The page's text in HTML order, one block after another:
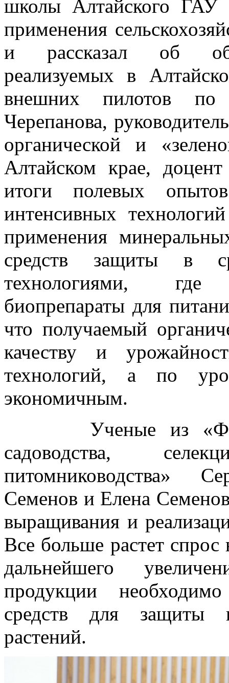
школы Алтайского ГАУ
применения
и рассказал об
реализуемых в
внешних пилотов
Черепанова,
органической и
Алтайском крае,
итоги полевых
интенсивных
применения
средств защиты в
технологиями, где
биопрепараты для
что получаемый
качеству и
технологий, а по
экономичным.
Ученые из
садоводства,
питомниководства»
Семенов и Елена
выращивания и
Все больше растет
дальнейшего
продукции
средств для защиты
растений.